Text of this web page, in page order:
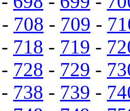
- 708 - 709 -
- 718 - 719 -
- 728 - 729 -
- 738 - 739 -